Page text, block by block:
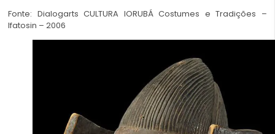
Fonte: Dialogarts CULTURA IORUBÁ Costumes e Tradições –
Ifatosin – 2006